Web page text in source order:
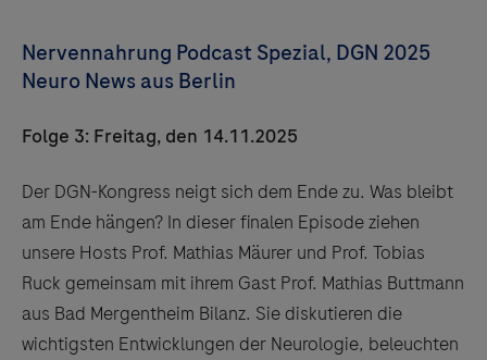
Nervennahrung Podcast Spezial, DGN 2025
Neuro News aus Berlin
Folge 3: Freitag, den 14.11.2025
Der DGN-Kongress neigt sich dem Ende zu. Was bleibt
am Ende hängen? In dieser finalen Episode ziehen
unsere Hosts Prof. Mathias Mäurer und Prof. Tobias
Ruck gemeinsam mit ihrem Gast Prof. Mathias Buttmann
aus Bad Mergentheim Bilanz. Sie diskutieren die
wichtigsten Entwicklungen der Neurologie, beleuchten